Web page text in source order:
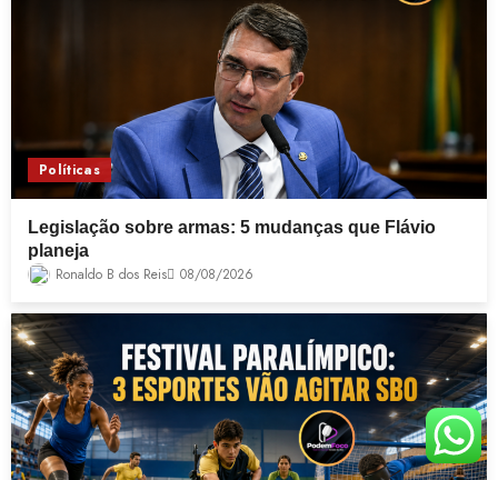
Políticas
Legislação sobre armas: 5 mudanças que Flávio
planeja
Ronaldo B dos Reis 08/08/2026